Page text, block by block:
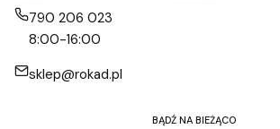
790 206 023
8:00-16:00
sklep@rokad.pl
BĄDŹ NA BIEŻĄCO